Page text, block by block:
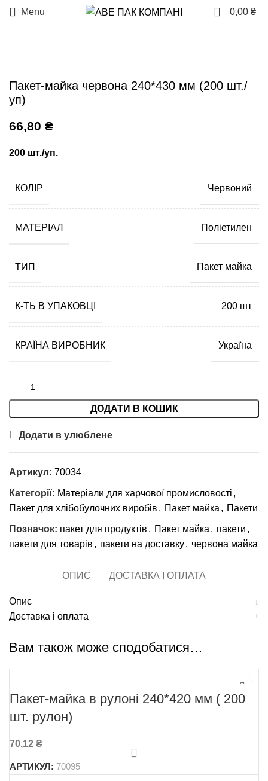
Menu 0 0,00 ₴
Пакет-майка червона 240*430 мм (200 шт./
уп)
66,80 ₴
200 шт./уп.
КОЛІР Червоний
МАТЕРІАЛ Поліетилен
ТИП Пакет майка
К-ТЬ В УПАКОВЦІ 200 шт
КРАЇНА ВИРОБНИК Україна
ДОДАТИ В КОШИК
Додати в улюблене
Артикул: 70034
Категорії: Матеріали для харчової промисловості ,
Пакет для хлібобулочних виробів , Пакет майка , Пакети
Позначок: пакет для продуктів , Пакет майка , пакети ,
пакети для товарів , пакети на доставку, червона майка
ОПИС ДОСТАВКА І ОПЛАТА
Опис
Доставка і оплата
Вам також може сподобатися…
Пакет-майка в рулоні 240*420 мм ( 200
шт. рулон)
70,12 ₴
АРТИКУЛ: 70095